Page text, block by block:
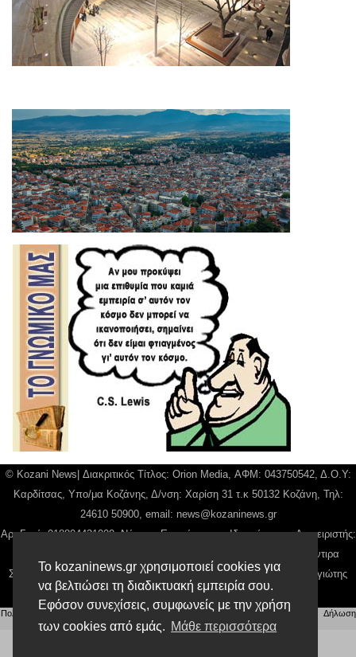
Το kozaninews.gr χρησιμοποιεί cookies για
να βελτιώσει τη διαδικτυακή εμπειρία σου.
Εφόσον συνεχίσεις, συμφωνείς με την χρήση
των cookies από εμάς. Μάθε περισσότερα
© Kozani News| Διακριτικός Τίτλος: Orion Media, ΑΦΜ: 043750542, Δ.Ο.Υ:
Καρδίτσας, Υπο/μα Κοζάνης, Δ/νση: Χαρίση 31 τ.κ 50132 Κοζάνη, Τηλ:
24610 50900, email: news@kozaninews.gr
Αρ. Γεμή: 018804431000, Νόμιμος Εκπρόσωπος, Ιδιοκτήτης και Διαχειριστής:
Παναγιώτης Φιλίππου, Διευθύντρια: Γιαννουσά Βασιλική, Διευθύντιρα
Σύνταξης: Μπαλαμπάνη Βασιλική. Δικαιούχος domain name Παναγιώτης
Φιλίππου
Πολιτική απορρήτου Αίτηση Διαχείρισης Προσωπικών Δεδομένων |Όροι χρήσης
Δήλωση
Συμμόρφωσης